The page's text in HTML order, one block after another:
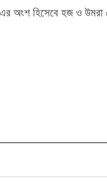
অংশ হিসেবে হজ ও